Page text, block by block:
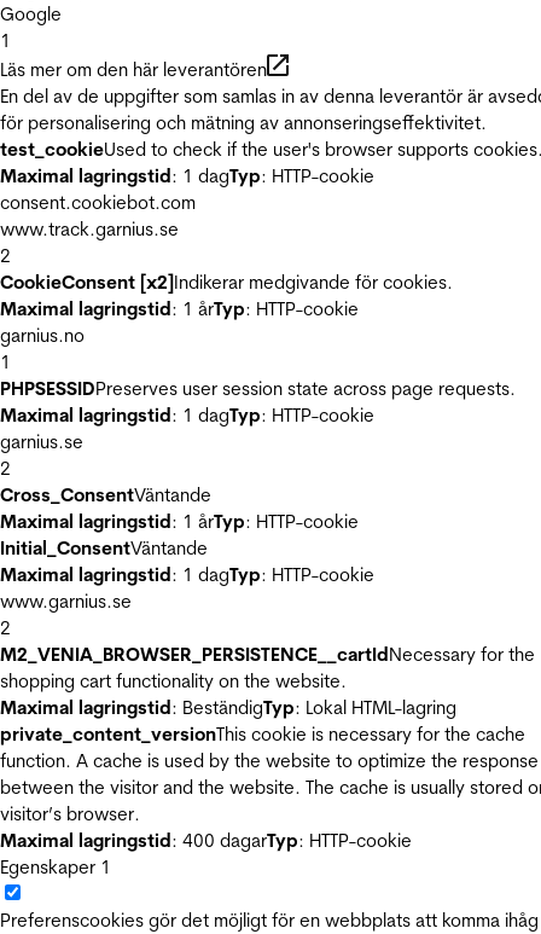
Google
1
Läs mer om den här leverantören
En del av de uppgifter som samlas in av denna leverantör är
för personalisering och mätning av annonseringseffektivitet.
test_cookieUsed to check if the user's browser supports
Maximal lagringstid: 1 dagTyp: HTTP-cookie
consent.cookiebot.com
www.track.garnius.se
2
CookieConsent [x2]Indikerar medgivande för cookies.
Maximal lagringstid: 1 årTyp: HTTP-cookie
garnius.no
1
PHPSESSIDPreserves user session state across page requests.
Maximal lagringstid: 1 dagTyp: HTTP-cookie
garnius.se
2
Cross_ConsentVäntande
Maximal lagringstid: 1 årTyp: HTTP-cookie
Initial_ConsentVäntande
Maximal lagringstid: 1 dagTyp: HTTP-cookie
www.garnius.se
2
M2_VENIA_BROWSER_PERSISTENCE__cartIdNecessary for the
shopping cart functionality on the website.
Maximal lagringstid: BeständigTyp: Lokal HTML-lagring
private_content_versionThis cookie is necessary for the cache
function. A cache is used by the website to optimize the
between the visitor and the website. The cache is usually stored
visitor’s browser.
Maximal lagringstid: 400 dagarTyp: HTTP-cookie
Egenskaper 1
Preferenscookies gör det möjligt för en webbplats att komma ihåg